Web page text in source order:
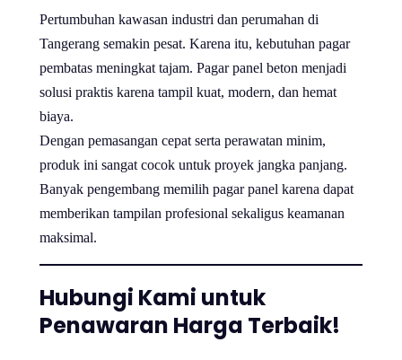
Pertumbuhan kawasan industri dan perumahan di
Tangerang semakin pesat. Karena itu, kebutuhan pagar
pembatas meningkat tajam. Pagar panel beton menjadi
solusi praktis karena tampil kuat, modern, dan hemat
biaya.
Dengan pemasangan cepat serta perawatan minim,
produk ini sangat cocok untuk proyek jangka panjang.
Banyak pengembang memilih pagar panel karena dapat
memberikan tampilan profesional sekaligus keamanan
maksimal.
Hubungi Kami untuk
Penawaran Harga Terbaik!